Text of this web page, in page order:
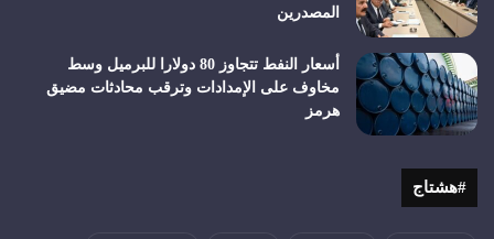
المصدرين
أسعار النفط تتجاوز 80 دولارا للبرميل وسط
مخاوف على الإمدادات وترقب محادثات مضيق
هرمز
#هشتاج